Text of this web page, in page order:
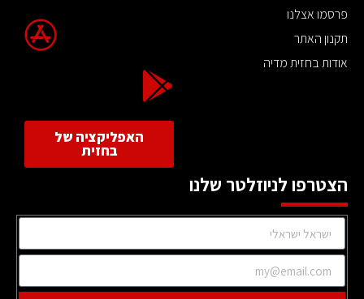
פרסמו אצלנו
תקנון האתר
אודות בחזית מדיה
האפליקציה של
בחזית
הצטרפו לניוזלטר שלנו